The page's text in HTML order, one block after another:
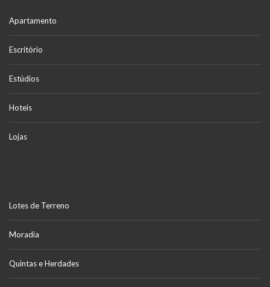
Apartamento
Escritório
Estúdios
Hoteis
Lojas
Lotes de Terreno
Moradia
Quintas e Herdades